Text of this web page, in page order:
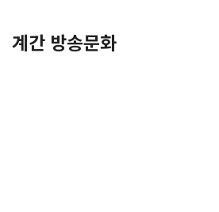
계간 방송문화